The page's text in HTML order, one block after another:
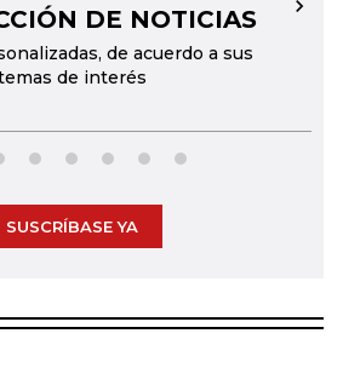
DE NOTICIAS
de acuerdo a sus
de interés
→
SUSCRÍBASE YA